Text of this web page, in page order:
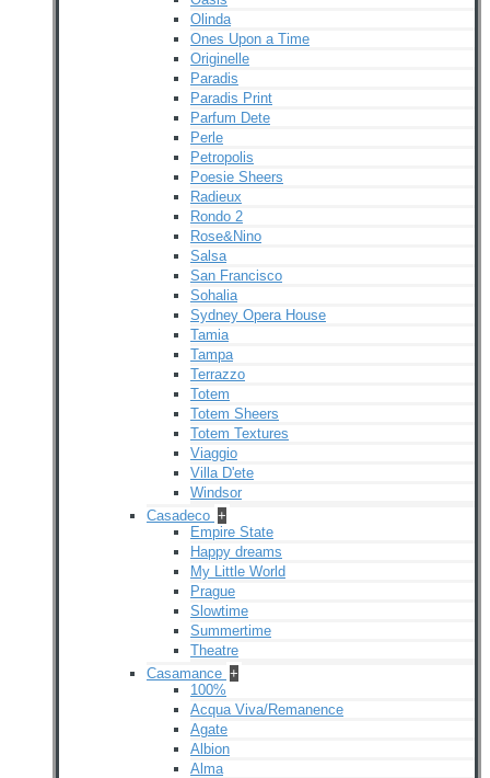
Olinda
Ones Upon a Time
Originelle
Paradis
Paradis Print
Parfum Dete
Perle
Petropolis
Poesie Sheers
Radieux
Rondo 2
Rose&Nino
Salsa
San Francisco
Sohalia
Sydney Opera House
Tamia
Tampa
Terrazzo
Totem
Totem Sheers
Totem Textures
Viaggio
Villa D'ete
Windsor
Casadeco +
Empire State
Happy dreams
My Little World
Prague
Slowtime
Summertime
Theatre
Casamance +
100%
Acqua Viva/Remanence
Agate
Albion
Alma